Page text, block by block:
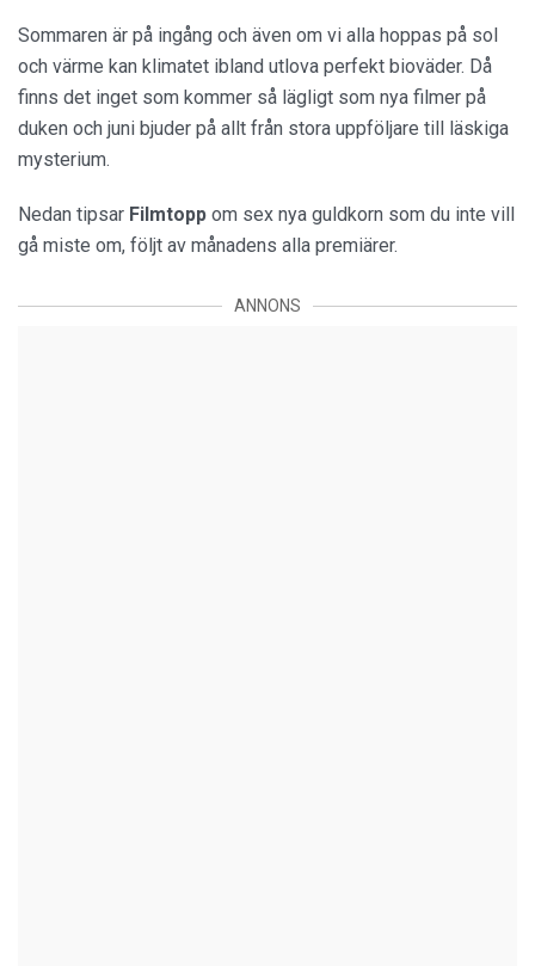
Sommaren är på ingång och även om vi alla hoppas på sol
och värme kan klimatet ibland utlova perfekt bioväder. Då
finns det inget som kommer så lägligt som nya filmer på
duken och juni bjuder på allt från stora uppföljare till läskiga
mysterium.
Nedan tipsar Filmtopp om sex nya guldkorn som du inte vill
gå miste om, följt av månadens alla premiärer.
ANNONS